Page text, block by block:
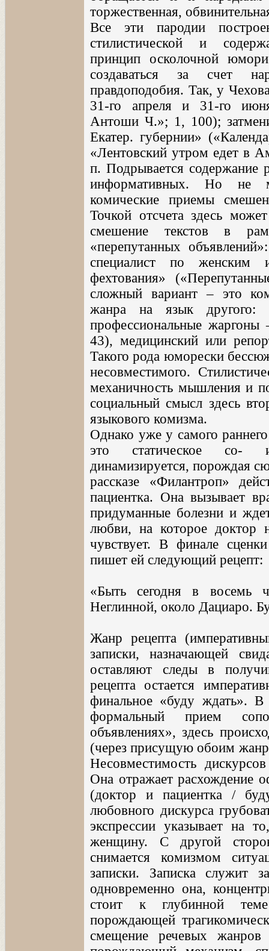
торжественная,
Все эти пародии
стилистической и
принцип осколочной
создаваться за счет
правдоподобия. Так, у
31-го апреля и 31-го
Антоши Ч.»; 1, 100);
Екатер. губернии»
«Лентовский утром едет в
п. Подрывается
информативных. Но не
комические приемы
Точкой отсчета здесь
смешение текстов в
«перепутанных
специалист по женским
фехтования»
сложный вариант – это
жанра на язык другого:
профессиональные
43), медицинский или
Такого рода юморески
несовместимого.
механичность мышления и
социальный смысл здесь
языкового комизма.
Однако уже у самого
это статическое со- и
динамизируется, порождая
рассказе «Филантроп»
пациентка. Она вызывает
придуманные болезни и
любви, на которое доктор
чувствует. В финале
пишет ей следующий рецепт:
«Быть сегодня в восемь
Неглинной, около Дациаро.
Жанр рецепта
записки, назначающей
оставляют следы в
рецепта остается
финальное «буду ждать».
формальный прием
объявлениях», здесь
(через присущую обоим
Несовместимость
Она отражает расхождение
(доктор и пациентка /
любовного дискурса
экспрессии указывает на
женщину. С другой
снимается комизмом
записки. Записка служит
одновременно она,
стоит к глубинной теме
порождающей
смещение речевых